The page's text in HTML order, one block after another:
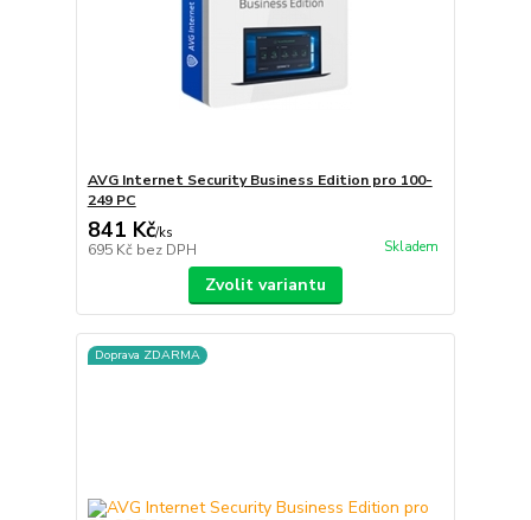
AVG Internet Security Business Edition pro 100-
249 PC
841 Kč/ks
695 Kč bez DPH Skladem
Zvolit variantu
Doprava ZDARMA